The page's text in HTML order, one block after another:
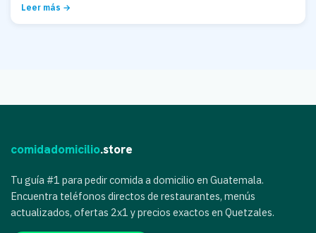
Leer más →
comidadomicilio.store
Tu guía #1 para pedir comida a domicilio en Guatemala.
Encuentra teléfonos directos de restaurantes, menús
actualizados, ofertas 2x1 y precios exactos en Quetzales.